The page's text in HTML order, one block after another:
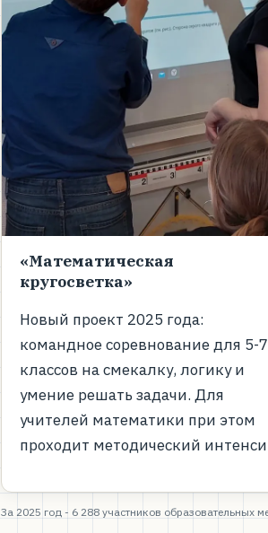
«Математическая
кругосветка»
Новый проект 2025 года:
командное соревнование для 5-7
классов на смекалку, логику и
умение решать задачи. Для
учителей математики при этом
проходит методический
За 2025 год - 6 288 участников образовательных